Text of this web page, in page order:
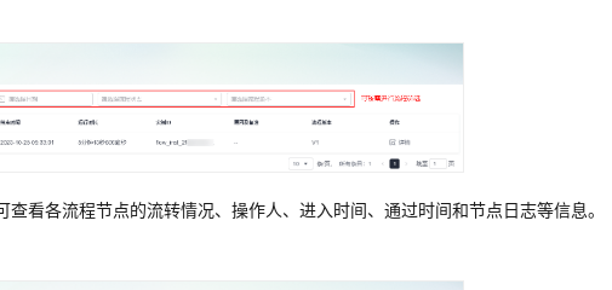
查看各流程节点的流转情况、操作人、进入时间、通过时间和节点日志等信息。